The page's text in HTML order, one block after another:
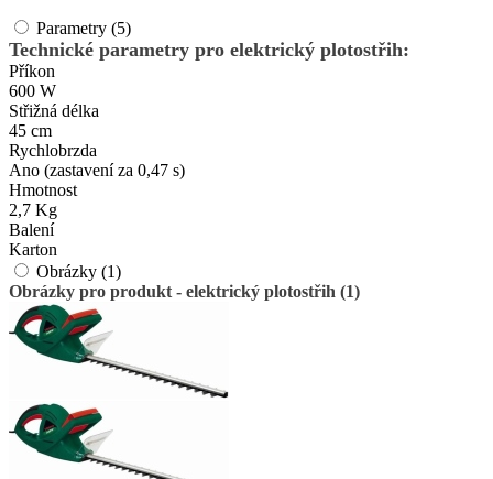
Parametry (5)
Technické parametry pro elektrický plotostřih:
Příkon
600 W
Střižná délka
45 cm
Rychlobrzda
Ano (zastavení za 0,47 s)
Hmotnost
2,7 Kg
Balení
Karton
Obrázky (1)
Obrázky pro produkt - elektrický plotostřih (1)